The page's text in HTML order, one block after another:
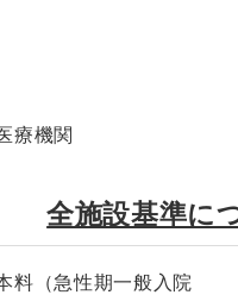
療機関
準全施設基準に
料（急性期一般入院